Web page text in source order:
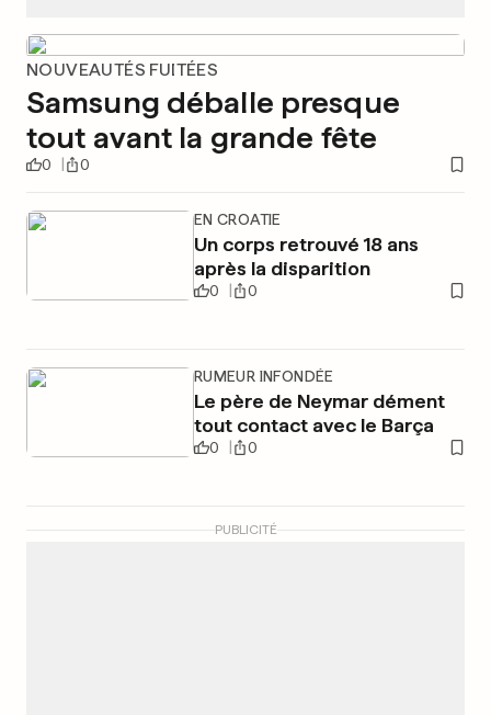
NOUVEAUTÉS FUITÉES
Samsung déballe presque
tout avant la grande fête
0 0
EN CROATIE
Un corps retrouvé 18 ans
après la disparition
0 0
RUMEUR INFONDÉE
Le père de Neymar dément
tout contact avec le Barça
0 0
PUBLICITÉ